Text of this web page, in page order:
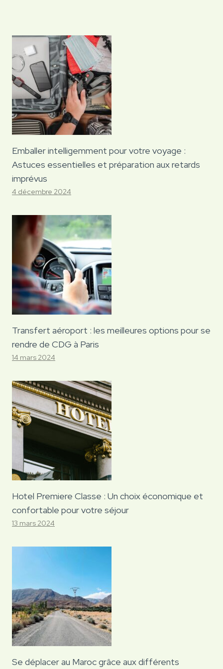
Emballer intelligemment pour votre voyage :
Astuces essentielles et préparation aux retards
imprévus
4 décembre 2024
Transfert aéroport : les meilleures options pour se
rendre de CDG à Paris
14 mars 2024
Hotel Premiere Classe : Un choix économique et
confortable pour votre séjour
13 mars 2024
Se déplacer au Maroc grâce aux différents